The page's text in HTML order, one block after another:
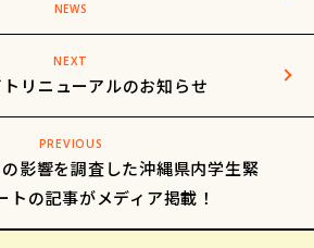
NEXT
リニューアルのお知らせ
PREVIOUS
の影響を調査した沖縄県内学生緊
トの記事がメディア掲載！